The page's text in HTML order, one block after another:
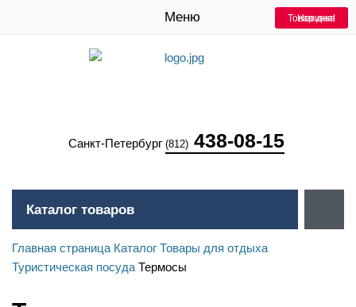
Меню
Санкт-Петербург (812) 438-08-15
Каталог товаров
Главная страница Каталог Товары для отдыха
Туристическая посуда Термосы
Товар дня!
Новинка